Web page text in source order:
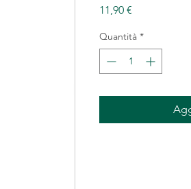
11,90 €
Quantità *